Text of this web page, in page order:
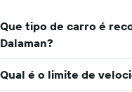
Que tipo de carro é
Dalaman?
Qual é o limite de